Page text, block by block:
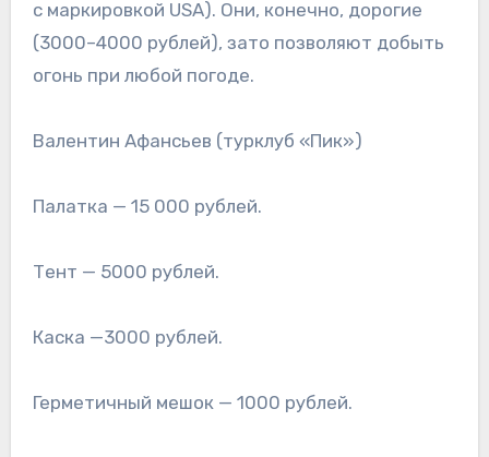
с маркировкой USA). Они, конечно, дорогие
(3000–4000 рублей), зато позволяют добыть
огонь при любой погоде.
Валентин Афансьев (турклуб «Пик»)
Палатка — 15 000 рублей.
Тент — 5000 рублей.
Каска —3000 рублей.
Герметичный мешок — 1000 рублей.